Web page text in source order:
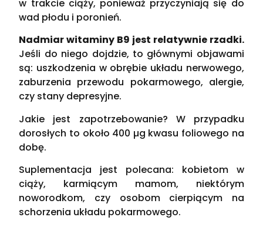
w trakcie ciąży, ponieważ przyczyniają się do
wad płodu i poronień.
Nadmiar witaminy B9 jest relatywnie rzadki.
Jeśli do niego dojdzie, to głównymi objawami
są: uszkodzenia w obrębie układu nerwowego,
zaburzenia przewodu pokarmowego, alergie,
czy stany depresyjne.
Jakie jest zapotrzebowanie? W przypadku
dorosłych to około 400 µg kwasu foliowego na
dobę.
Suplementacja jest polecana: kobietom w
ciąży, karmiącym mamom, niektórym
noworodkom, czy osobom cierpiącym na
schorzenia układu pokarmowego.